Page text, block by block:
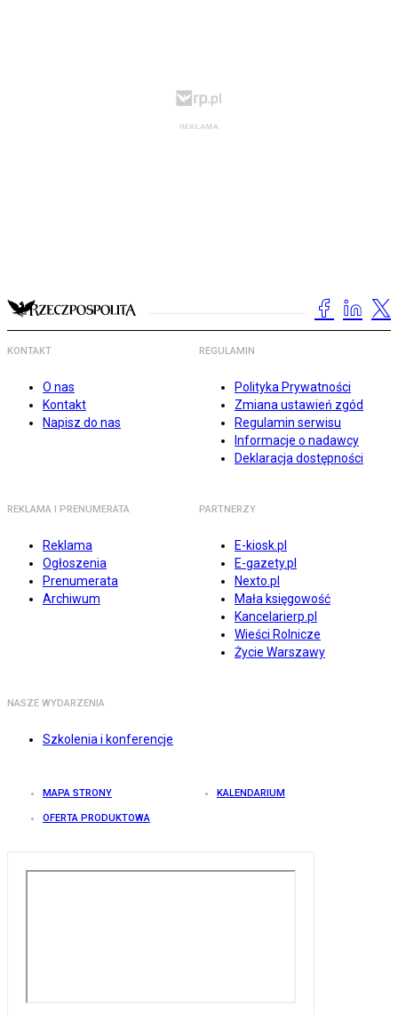
KONTAKT
O nas
Kontakt
Napisz do nas
REGULAMIN
Polityka Prywatności
Zmiana ustawień zgód
Regulamin serwisu
Informacje o nadawcy
Deklaracja dostępności
REKLAMA I PRENUMERATA
Reklama
Ogłoszenia
Prenumerata
Archiwum
PARTNERZY
E-kiosk.pl
E-gazety.pl
Nexto.pl
Mała księgowość
Kancelarierp.pl
Wieści Rolnicze
Życie Warszawy
NASZE WYDARZENIA
Szkolenia i konferencje
MAPA STRONY KALENDARIUM
OFERTA PRODUKTOWA